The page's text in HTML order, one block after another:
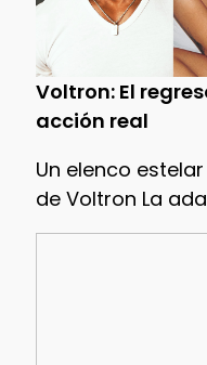
Voltron: El
acción real
Un elenco
de Voltron La